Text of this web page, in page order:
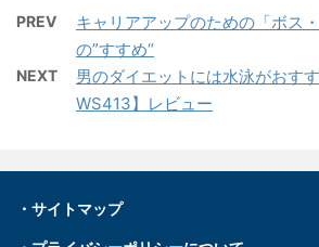
PREV
キャリアアップのための「ボス
の”すすめ“
NEXT
男のダイエットには水泳がおす
WS413】レビュー
・ サイトマップ